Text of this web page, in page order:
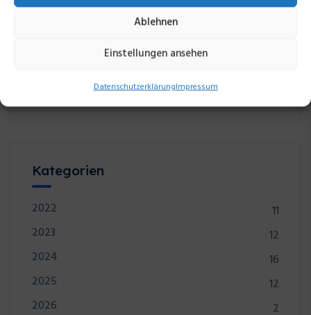
Ablehnen
Einstellungen ansehen
DatenschutzerklärungImpressum
Kategorien
2022
11
2023
12
2024
16
2025
12
2026
2